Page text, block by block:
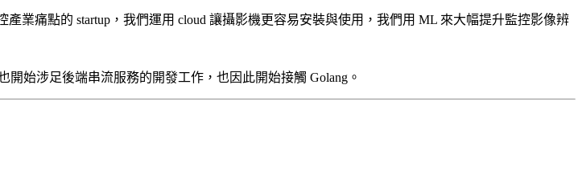
產業痛點的 startup，我們運用 cloud 讓攝影機更容易安裝與使用，我們用 ML 來大幅提升監控影像辨
始涉足後端串流服務的開發工作，也因此開始接觸 Golang。